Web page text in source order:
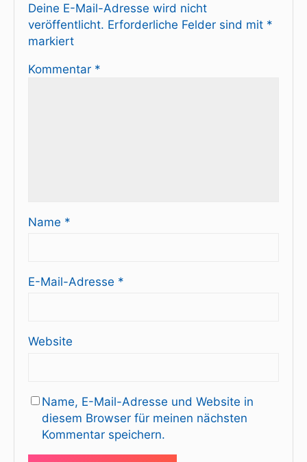
Deine E-Mail-Adresse wird nicht
veröffentlicht. Erforderliche Felder sind mit *
markiert
Kommentar *
Name *
E-Mail-Adresse *
Website
Name, E-Mail-Adresse und Website in
diesem Browser für meinen nächsten
Kommentar speichern.